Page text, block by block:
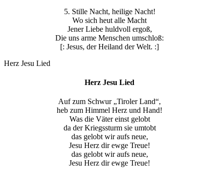
5. Stille Nacht, heilige Nacht!
Wo sich heut alle Macht
Jener Liebe huldvoll ergoß,
Die uns arme Menschen umschloß:
[: Jesus, der Heiland der Welt. :]
Herz Jesu Lied
Herz Jesu Lied
Auf zum Schwur „Tiroler Land“,
heb zum Himmel Herz und Hand!
Was die Väter einst gelobt
da der Kriegssturm sie umtobt
das gelobt wir aufs neue,
Jesu Herz dir ewge Treue!
das gelobt wir aufs neue,
Jesu Herz dir ewge Treue!